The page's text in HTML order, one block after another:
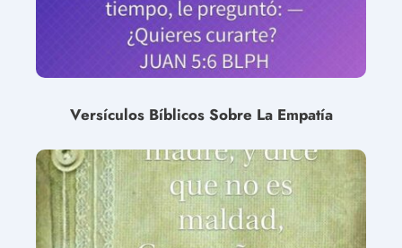
Versículos Bíblicos Sobre La Empatía